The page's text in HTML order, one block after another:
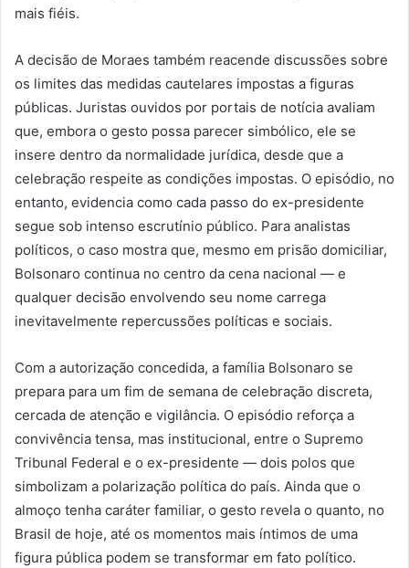
mais fiéis.
A decisão de Moraes também reacende discussões sobre
os limites das medidas cautelares impostas a figuras
públicas. Juristas ouvidos por portais de notícia avaliam
que, embora o gesto possa parecer simbólico, ele se
insere dentro da normalidade jurídica, desde que a
celebração respeite as condições impostas. O episódio, no
entanto, evidencia como cada passo do ex-presidente
segue sob intenso escrutínio público. Para analistas
políticos, o caso mostra que, mesmo em prisão domiciliar,
Bolsonaro continua no centro da cena nacional — e
qualquer decisão envolvendo seu nome carrega
inevitavelmente repercussões políticas e sociais.
Com a autorização concedida, a família Bolsonaro se
prepara para um fim de semana de celebração discreta,
cercada de atenção e vigilância. O episódio reforça a
convivência tensa, mas institucional, entre o Supremo
Tribunal Federal e o ex-presidente — dois polos que
simbolizam a polarização política do país. Ainda que o
almoço tenha caráter familiar, o gesto revela o quanto, no
Brasil de hoje, até os momentos mais íntimos de uma
figura pública podem se transformar em fato político.